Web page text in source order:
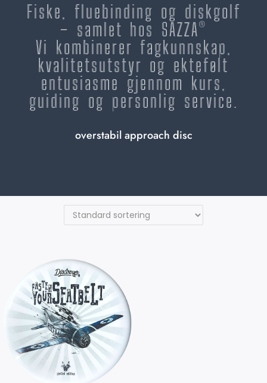
Fiske, fluebinding og diskgolf
– samlet hos SAZZA®
Vi kombinerer fagkunnskap,
kvalitetsutstyr og ektefølt
entusiasme gjennom kurs,
guiding og personlig service.
overstabil approach disc